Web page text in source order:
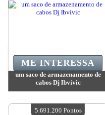
um saco de armazenamento de
cabos Dj Ibvivic
Quantidade disponível:4
ME INTERESSA
5.691.200 Pontos